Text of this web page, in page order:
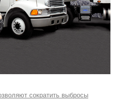
сократить выбросы